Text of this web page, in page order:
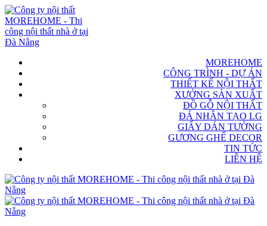
MOREHOME
CÔNG TRÌNH - DỰ ÁN
THIẾT KẾ NỘI THẤT
XƯỞNG SẢN XUẤT
ĐỒ GỖ NỘI THẤT
ĐÁ NHÂN TẠO LG
GIẤY DÁN TƯỜNG
GƯƠNG GHẾ DECOR
TIN TỨC
LIÊN HỆ